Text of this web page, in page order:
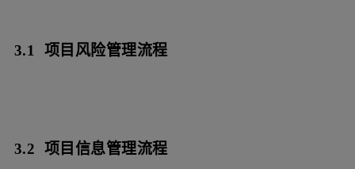
3.1 项目风险管理流程
3.2 项目信息管理流程